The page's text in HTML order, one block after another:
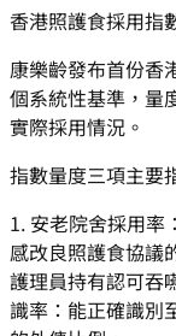
香港照護食採用指
康樂齡發布首份
個系統性基準，量
實際採用情況。
指數量度三項主要
1. 安老院舍採用率
感改良照護食協議
護理員持有認可吞
識率：能正確識別